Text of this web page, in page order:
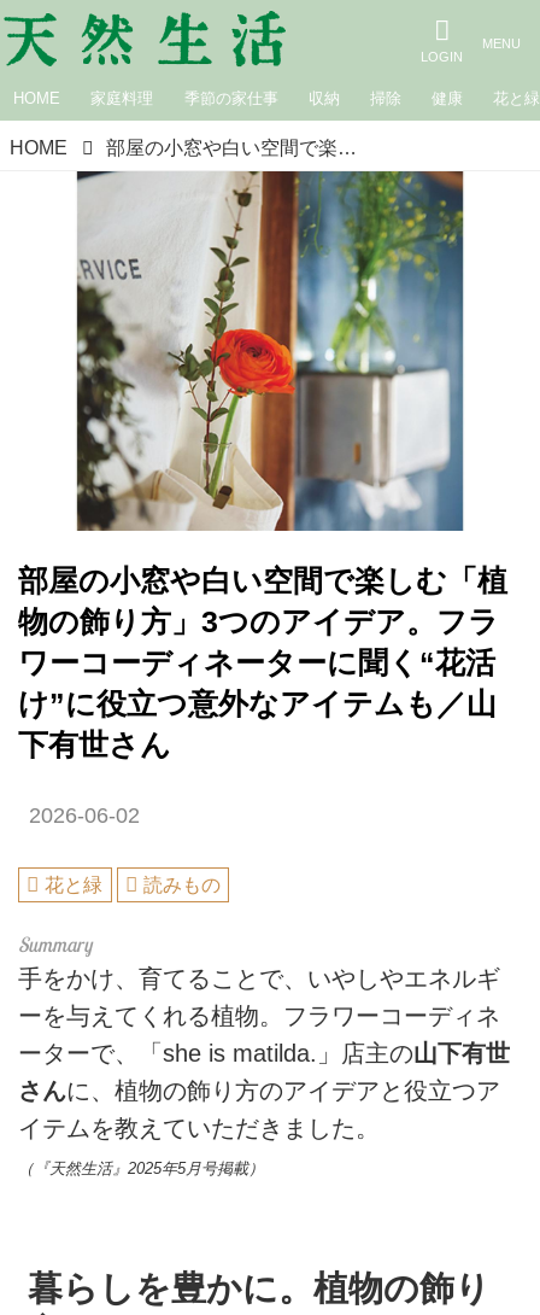
HOME 家庭料理 季節の家仕事 収納 掃除 健康 花と緑
HOME 部屋の小窓や白い空間で楽しむ「植物の飾り方」3つのアイデア。フラワーコーディネーターに聞く“花活け”に役立つ意外なアイテムも／山下有世さん
部屋の小窓や白い空間で楽しむ「植
物の飾り方」3つのアイデア。フラ
ワーコーディネーターに聞く“花活
け”に役立つ意外なアイテムも／山
下有世さん
2026-06-02
花と緑 読みもの
手をかけ、育てることで、いやしやエネルギ
ーを与えてくれる植物。フラワーコーディネ
ーターで、「she is matilda.」店主の山下有世
さんに、植物の飾り方のアイデアと役立つア
イテムを教えていただきました。
（『天然生活』2025年5月号掲載）
暮らしを豊かに。植物の飾り